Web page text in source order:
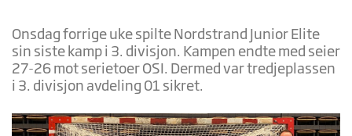
Onsdag forrige uke spilte Nordstrand Junior Elite
sin siste kamp i 3. divisjon. Kampen endte med seier
27-26 mot serietoer OSI. Dermed var tredjeplassen
i 3. divisjon avdeling 01 sikret.